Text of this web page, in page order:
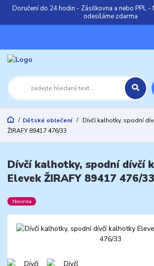
Doručení do 24 hodin - Zásilkovna a nebo PPL -
odesíláme zdarma
Dětské oblečení
Dívčí kalhotky, spodní
ŽIRAFY 89417 476/33
Dívčí kalhotky, spodní dívčí
Elevek ŽIRAFY 89417 476/33
Novinka